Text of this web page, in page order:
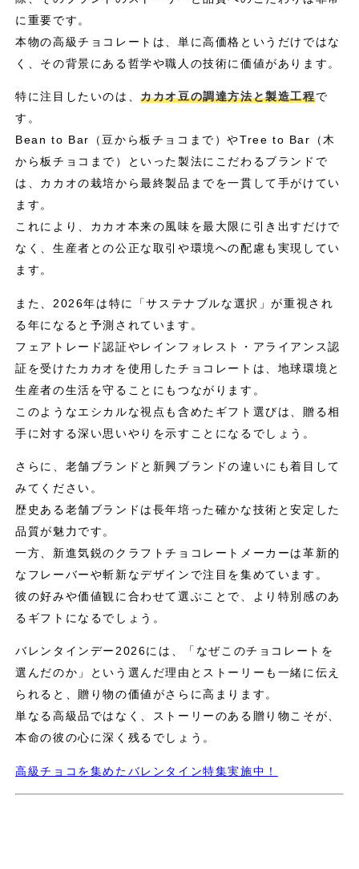
に重要です。
本物の高級チョコレートは、単に高価格というだけではな
く、その背景にある哲学や職人の技術に価値があります。
特に注目したいのは、カカオ豆の調達方法と製造工程で
す。
Bean to Bar（豆から板チョコまで）やTree to Bar（木
から板チョコまで）といった製法にこだわるブランドで
は、カカオの栽培から最終製品までを一貫して手がけてい
ます。
これにより、カカオ本来の風味を最大限に引き出すだけで
なく、生産者との公正な取引や環境への配慮も実現してい
ます。
また、2026年は特に「サステナブルな選択」が重視され
る年になると予測されています。
フェアトレード認証やレインフォレスト・アライアンス認
証を受けたカカオを使用したチョコレートは、地球環境と
生産者の生活を守ることにもつながります。
このようなエシカルな視点も含めたギフト選びは、贈る相
手に対する深い思いやりを示すことになるでしょう。
さらに、老舗ブランドと新興ブランドの違いにも着目して
みてください。
歴史ある老舗ブランドは長年培った確かな技術と安定した
品質が魅力です。
一方、新進気鋭のクラフトチョコレートメーカーは革新的
なフレーバーや斬新なデザインで注目を集めています。
彼の好みや価値観に合わせて選ぶことで、より特別感のあ
るギフトになるでしょう。
バレンタインデー2026には、「なぜこのチョコレートを
選んだのか」という選んだ理由とストーリーも一緒に伝え
られると、贈り物の価値がさらに高まります。
単なる高級品ではなく、ストーリーのある贈り物こそが、
本命の彼の心に深く残るでしょう。
高級チョコを集めたバレンタイン特集実施中！